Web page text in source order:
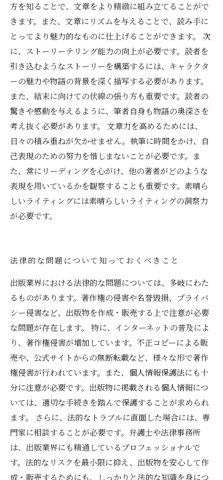
方を知ることで、文章をより精緻に組み立てることがで
きます。また、文章にリズムを与えることで、読み手に
とってより魅力的なものに仕上げることができます。 次
に、ストーリーテリング能力の向上が必要です。読者を
引き込むようなストーリーを構築するには、キャラクタ
ーの魅力や物語の背景を深く描写する必要があります。
また、結末に向けての伏線の張り方も重要です。読者の
驚きや感動を与えるように、筆者自身も物語の奥深さを
考え抜く必要があります。 文章力を高めるためには、
日々の積み重ねが欠かせません。執筆に時間をかけ、自
己表現のための努力を惜しまないことが必要です。ま
た、常にリーディングを心がけ、他の著者がどのような
表現を用いているかを観察することも重要です。素晴ら
しいライティングには素晴らしいライティングの洞察力
が必要です。
法律的な問題について知っておくべきこと
出版業界における法律的な問題については、多岐にわた
るものがあります。著作権の侵害や名誉毀損、プライバ
シー侵害など、出版物を作成・販売する上で注意が必要
な問題が存在します。 特に、インターネットの普及によ
り、著作権侵害が増加しています。不正コピーによる販
売や、公式サイトからの無断転載など、様々な形で著作
権侵害が行われています。また、個人情報保護法にも十
分に注意が必要です。出版物に掲載される個人情報につ
いては、適切な手続きを踏んで保護することが求められ
ます。 さらに、法的なトラブルに直面した場合には、専
門家に相談することが必要です。弁護士や法律事務所
は、出版業界にも精通しているプロフェッショナルで
す。法的なリスクを最小限に抑え、出版物を安心して作
成・販売するためにも、しっかりと法的な知識を身につ